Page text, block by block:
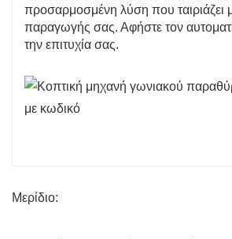
προσαρμοσμένη λύση που ταιριάζει
παραγωγής σας. Αφήστε τον
την επιτυχία σας.
Μερίδιο: